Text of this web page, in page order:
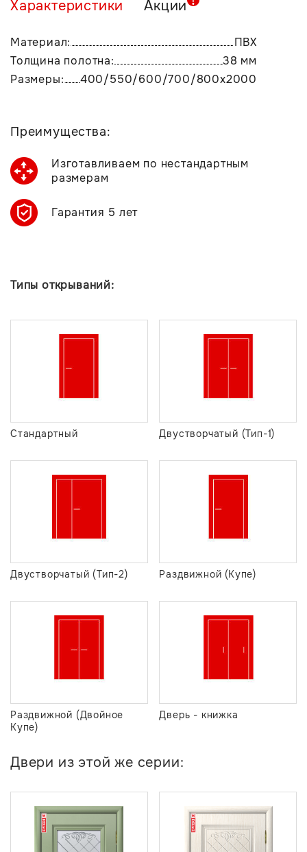
Характеристики Акции
Материал:
ПВХ
Толщина полотна:
38 мм
Размеры:
400/550/600/700/800х2000
Преимущества:
Изготавливаем по нестандартным
размерам
Гарантия 5 лет
Типы открываний:
Стандартный Двустворчатый (Тип-1)
Двустворчатый (Тип-2) Раздвижной (Купе)
Раздвижной (Двойное
Купе)
Дверь - книжка
Двери из этой же серии: